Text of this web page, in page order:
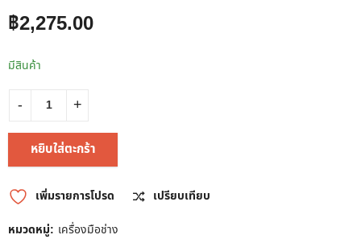
฿2,275.00
มีสินค้า
หยิบใส่ตะกร้า
เพิ่มรายการโปรด
เปรียบเทียบ
หมวดหมู่: เครื่องมือช่าง